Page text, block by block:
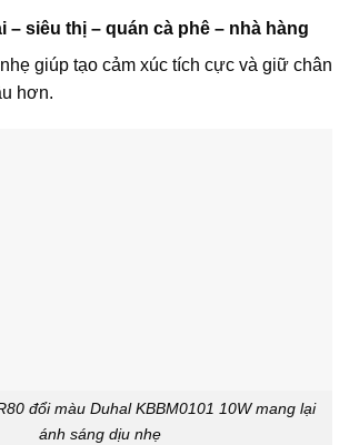
– siêu thị – quán cà phê – nhà hàng
giúp tạo cảm xúc tích cực và giữ chân
hơn.
đổi màu Duhal KBBM0101 10W mang lại
ánh sáng dịu nhẹ